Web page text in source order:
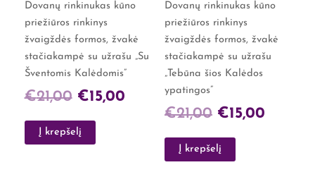
Dovanų rinkinukas kūno
priežiūros rinkinys
žvaigždės formos, žvakė
stačiakampė su užrašu „Su
Šventomis Kalėdomis”
€21,00 €15,00
Į krepšelį
Dovanų rinkinukas kūno
priežiūros rinkinys
žvaigždės formos, žvakė
stačiakampė su užrašu
„Tebūna šios Kalėdos
ypatingos”
€21,00 €15,00
Į krepšelį